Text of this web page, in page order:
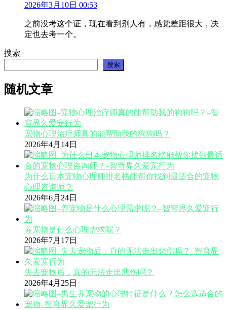
2026年3月10日 00:53
之前没考这个证，现在看到别人有，感觉差距很大，决
定也去考一个。
搜索
搜索
随机文章
宠物心理治疗师真的能帮助我的狗狗吗？
2026年4月14日
为什么日本宠物心理师排名榜能帮你找到最适合的宠物
心理咨询师？
2026年6月24日
养宠物是什么心理需求呢？
2026年7月17日
失去宠物后，真的无法走出悲伤吗？
2026年4月25日